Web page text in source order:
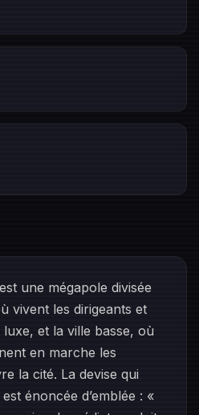
une mégapole divisée
vivent les dirigeants et
et la ville basse, où
en marche les
la cité. La devise qui
énoncée d’emblée : «